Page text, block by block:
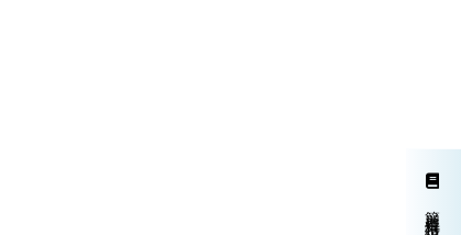
簡単資料請求